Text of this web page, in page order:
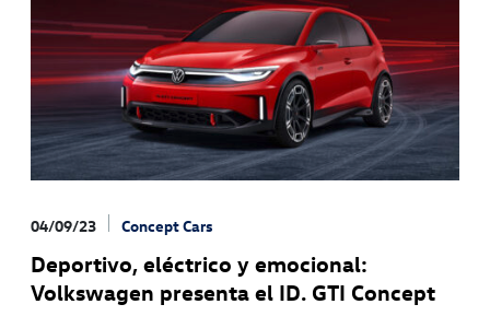
04/09/23 Concept Cars
Deportivo, eléctrico y emocional:
Volkswagen presenta el ID. GTI Concept